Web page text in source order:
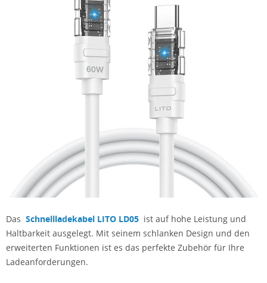
Das Schnellladekabel LITO LD05 ist auf hohe Leistung und
Haltbarkeit ausgelegt. Mit seinem schlanken Design und den
erweiterten Funktionen ist es das perfekte Zubehör für Ihre
Ladeanforderungen.